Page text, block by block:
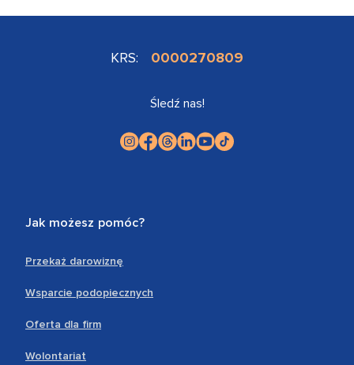
KRS: 0000270809
Śledź nas!
Jak możesz pomóc?
Przekaż darowiznę
Wsparcie podopiecznych
Oferta dla firm
Wolontariat